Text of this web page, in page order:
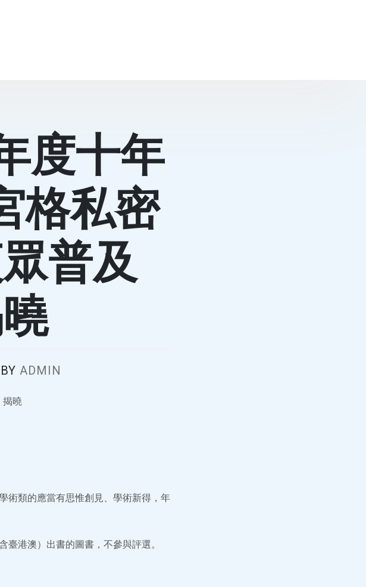
度十年
格私密
普及
BY ADMIN
揭曉
術類的應當有思惟創見、學術新得，年
港澳）出書的圖書，不參與評選。